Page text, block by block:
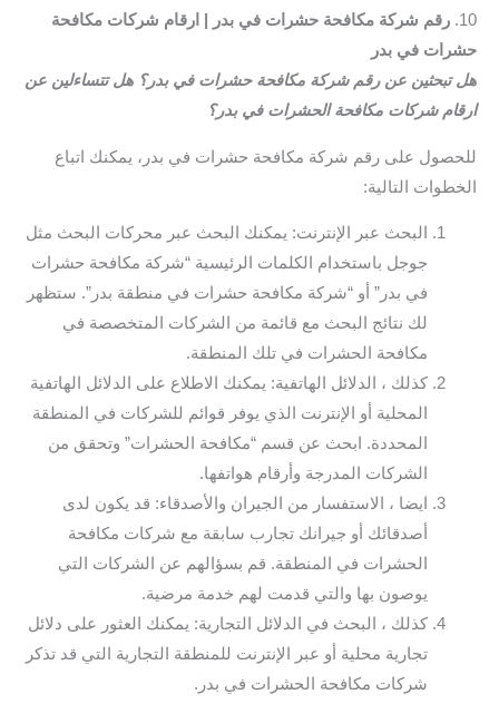
10. رقم شركة مكافحة حشرات في بدر | ارقام شركات مكافحة
حشرات في بدر
هل تبحثين عن رقم شركة مكافحة حشرات في بدر؟ هل تتساءلين عن
ارقام شركات مكافحة الحشرات في بدر؟
للحصول على رقم شركة مكافحة حشرات في بدر، يمكنك اتباع
الخطوات التالية:
البحث عبر الإنترنت: يمكنك البحث عبر محركات البحث مثل
جوجل باستخدام الكلمات الرئيسية “شركة مكافحة حشرات
في بدر” أو “شركة مكافحة حشرات في منطقة بدر”. ستظهر
لك نتائج البحث مع قائمة من الشركات المتخصصة في
مكافحة الحشرات في تلك المنطقة.
كذلك ، الدلائل الهاتفية: يمكنك الاطلاع على الدلائل الهاتفية
المحلية أو الإنترنت الذي يوفر قوائم للشركات في المنطقة
المحددة. ابحث عن قسم “مكافحة الحشرات” وتحقق من
الشركات المدرجة وأرقام هواتفها.
ايضا ، الاستفسار من الجيران والأصدقاء: قد يكون لدى
أصدقائك أو جيرانك تجارب سابقة مع شركات مكافحة
الحشرات في المنطقة. قم بسؤالهم عن الشركات التي
يوصون بها والتي قدمت لهم خدمة مرضية.
كذلك ، البحث في الدلائل التجارية: يمكنك العثور على دلائل
تجارية محلية أو عبر الإنترنت للمنطقة التجارية التي قد تذكر
شركات مكافحة الحشرات في بدر.